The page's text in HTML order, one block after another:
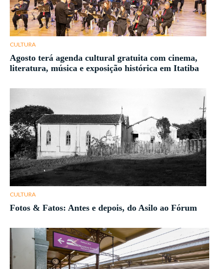
CULTURA
Agosto terá agenda cultural gratuita com cinema,
literatura, música e exposição histórica em Itatiba
CULTURA
Fotos & Fatos: Antes e depois, do Asilo ao Fórum